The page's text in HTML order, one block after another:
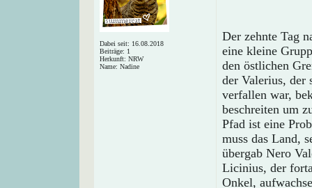
Dabei seit: 16.08.2018
Beiträge: 1
Herkunft: NRW
Name: Nadine
Der zehnte Tag
eine kleine
den östlichen
der Valerius, der
verfallen war,
beschreiten um
Pfad ist eine
muss das Land,
übergab Nero
Licinius, der
Onkel,